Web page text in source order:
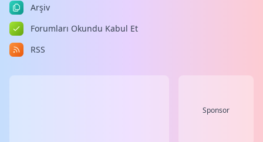
Arşiv
Forumları Okundu Kabul Et
RSS
Sponsor